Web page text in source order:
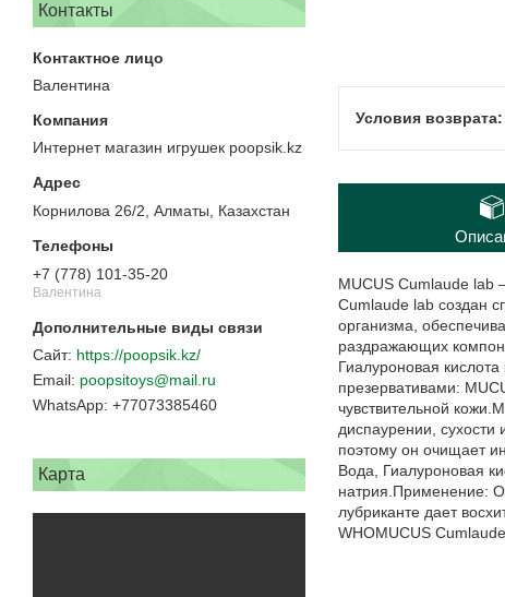
Контакты
Валентина
Интернет магазин игрушек poopsik.kz
Корнилова 26/2, Алматы, Казахстан
+7 (778) 101-35-20
Валентина
https://poopsik.kz/
poopsitoys@mail.ru
+77073385460
Карта
MUCUS Cumlaude lab
Cumlaude lab создан
организма,
раздражающих
Гиалуроновая
презервативами:
чувствительной
диспаурении,
поэтому он очищает
Вода, Гиалуроновая
натрия.Применение:
лубриканте дает
WНОMUCUS